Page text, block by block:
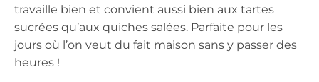
travaille bien et convient aussi bien aux tartes
sucrées qu’aux quiches salées. Parfaite pour les
jours où l’on veut du fait maison sans y passer des
heures !